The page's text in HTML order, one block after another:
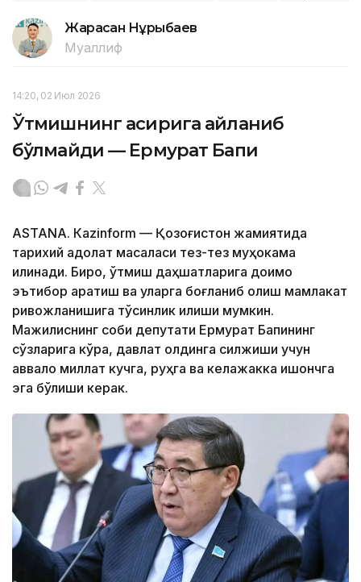
Жарасқан Нұрыбаев
Муаллиф
14:20, 02 Июл 2026
Ўтмишнинг асирига айланиб
бўлмайди — Ермурат Бапи
ASTANА. Кazinform — Қозоғистон жамиятида
тарихий адолат масаласи тез-тез муҳокама
қилинади. Бироқ, ўтмиш даҳшатларига доимо
эътибор қаратиш ва уларга боғланиб қолиш мамлакат
ривожланишига тўсқинлик қилиши мумкин.
Мажилиснинг собиқ депутати Ермурат Бапининг
сўзларига кўра, давлат олдинга силжиши учун
аввало миллат кучга, руҳга ва келажакка ишончга
эга бўлиши керак.